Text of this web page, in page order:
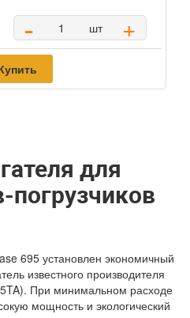
- шт +
для
погрузчиков
695 установлен экономичный
известного производителя
При минимальном расходе
мощность и экологический